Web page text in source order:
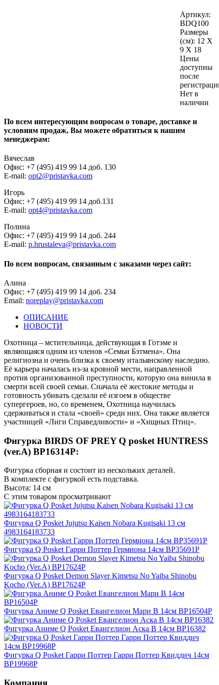
Артикул:
BDQ100
Размеры
(см): 12 X
9 X 18
Цены
доступны
после
Нет в
наличии
По всем интересующим вопросам о товаре, доставке и
условиям продаж, Вы можете обратиться к нашим
менеджерам:
Вячеслав
Офис: +7 (495) 419 99 14 доб. 130
E-mail: opt2@pristavka.com
Игорь
Офис: +7 (495) 419 99 14 доб.131
E-mail: opt4@pristavka.com
Полина
Офис: +7 (495) 419 99 14 доб. 244
E-mail: p.hrustaleva@pristavka.com
По всем вопросам, связанным с заказами через сайт:
Алина
Офис: +7 (495) 419 99 14 доб. 234
Email: noreplay@pristavka.com
ОПИСАНИЕ
НОВОСТИ
Охотница – мстительница, действующая в Готэме и
являющаяся одним из членов «Семьи Бэтмена». Она
религиозна и очень близка к своему итальянскому наследию.
Её карьера началась из-за кровной мести, направленной
против организованной преступности, которую она винила в
смерти всей своей семьи. Сначала её жестокие методы и
готовность убивать сделали её изгоем в обществе
супергероев, но, со временем, Охотница научилась
сдерживаться и стала «своей» среди них. Она также является
участницей «Лиги Справедливости» и «Хищных Птиц».
Фигурка BIRDS OF PREY Q posket HUNTRESS
(ver.A) BP16314P:
Фигурка сборная и состоит из нескольких деталей.
В комплекте с фигуркой есть подставка.
Высота: 14 см
С этим товаром просматривают
Фигурка Q Posket Jujutsu Kaisen Nobara Kugisaki 13 см
4983164183733
Фигурка Q Posket Гарри Поттер Гермиона 14см BP35691P
Фигурка Q Posket Demon Slayer Kimetsu No Yaiba Shinobu
Kocho (Ver.A) BP17624P
Фигурка Аниме Q Posket Евангелион Мари B 14см BP16504P
Фигурка Аниме Q Posket Евангелион Аска B 14см BP16382
Фигурка Q Posket Гарри Поттер Гарри Поттер Квиддич 14см
BP19968P
Компания